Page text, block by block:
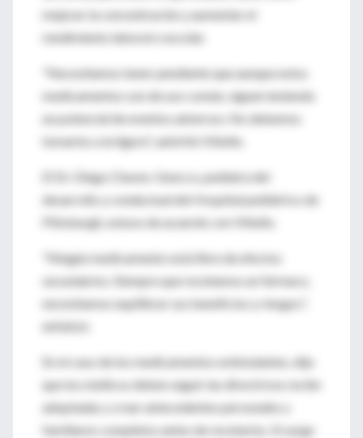
mejorar la concentración y aumentar el
rendimiento laboral o escolar.
"Necesitamos tener pendiente que aunque estos
medicamentos son de uso común, siguen teniendo
un potencial de eventos adversos. No debemos
tomarlos a la ligera", advirtió Vitiello.
El Dr. Diego Chaves-Gnecco, pediatra del
desarrollo y conductual del Hospital pediátrico de
Pittsburgh, estuvo de acuerdo con Vitiello.
"Ningún medicamento está libre de efectos
secundarios. Siempre que recetamos un fármaco,
necesitamos equilibrar sus beneficios y riesgos",
enfatizó.
En el caso de los medicamentos estimulantes, dijo
que los médicos deben seguir las directrices recién
adoptadas y crear antecedentes personales y
familiares completos antes de recetarlos. Si surge